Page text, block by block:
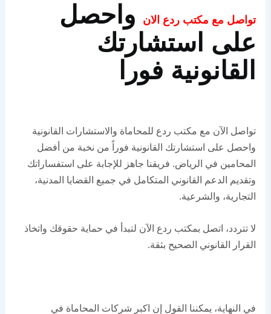
تواصل مع مكتب ردع الان
واحصل
على استشارتك
القانونية فورا
تواصل الآن مع مكتب ردع للمحاماة والاستشارات القانونية
واحصل على استشارتك القانونية فوراً من نخبة من أفضل
المحامين في الرياض. فريقنا جاهز للإجابة على استفساراتك
وتقديم الدعم القانوني المتكامل في جميع القضايا المدنية،
التجارية، والشرعية.
لا تتردد، اتصل بمكتب ردع الآن لتبدأ في حماية حقوقك واتخاذ
القرار القانوني الصحيح بثقة.
في النهاية، يمكننا القول إن اكبر شركات المحاماة في